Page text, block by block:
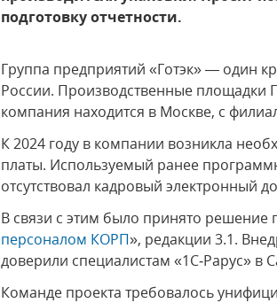
подготовку отчетности.
Группа предприятий «Готэк» — один
России. Производственные площадки
компания находится в Москве, с
К 2024 году в компании возникла
платы. Используемый ранее
отсутствовал кадровый электронный
В связи с этим было принято решение
персоналом КОРП», редакции 3.1.
доверили специалистам «1С‑Рарус» в
Команде проекта требовалось